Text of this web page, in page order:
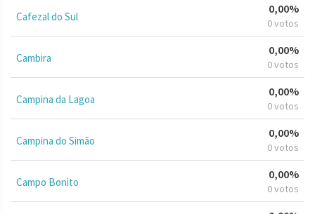
Cafezal do Sul
0,00%
0 votos
Cambira
0,00%
0 votos
Campina da Lagoa
0,00%
0 votos
Campina do Simão
0,00%
0 votos
Campo Bonito
0,00%
0 votos